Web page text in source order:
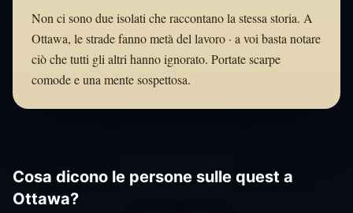
Non ci sono due isolati che raccontano la stessa storia. A
Ottawa, le strade fanno metà del lavoro · a voi basta notare
ciò che tutti gli altri hanno ignorato. Portate scarpe
comode e una mente sospettosa.
Cosa dicono le persone sulle quest a
Ottawa?